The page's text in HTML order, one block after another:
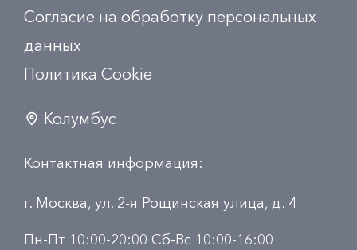
Согласие на обработку персональных
данных
Политика Сookie
Колумбус
Контактная информация:
г. Москва, ул. 2-я Рощинская улица, д. 4
Пн-Пт 10:00-20:00 Сб-Вс 10:00-16:00